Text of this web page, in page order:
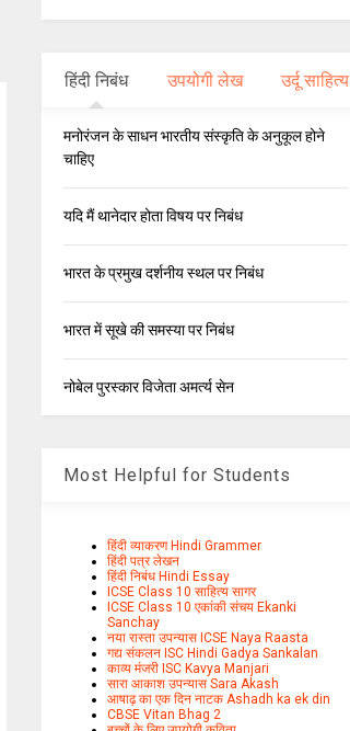
हिंदी निबंध उपयोगी लेख उर्दू साहित्य
मनोरंजन के साधन भारतीय संस्कृति के अनुकूल होने
चाहिए
यदि मैं थानेदार होता विषय पर निबंध
भारत के प्रमुख दर्शनीय स्थल पर निबंध
भारत में सूखे की समस्या पर निबंध
नोबेल पुरस्कार विजेता अमर्त्य सेन
Most Helpful for Students
हिंदी व्याकरण Hindi Grammer
हिंदी पत्र लेखन
हिंदी निबंध Hindi Essay
ICSE Class 10 साहित्य सागर
ICSE Class 10 एकांकी संचय Ekanki
Sanchay
नया रास्ता उपन्यास ICSE Naya Raasta
गद्य संकलन ISC Hindi Gadya Sankalan
काव्य मंजरी ISC Kavya Manjari
सारा आकाश उपन्यास Sara Akash
आषाढ़ का एक दिन नाटक Ashadh ka ek din
CBSE Vitan Bhag 2